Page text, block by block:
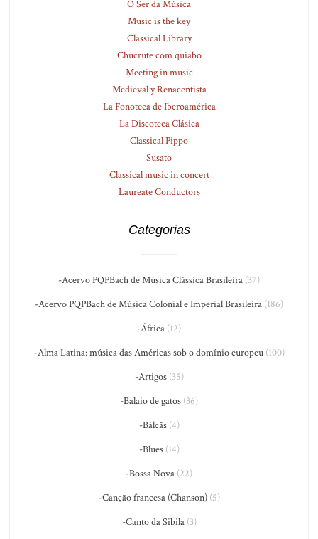
O Ser da Música
Music is the key
Classical Library
Chucrute com quiabo
Meeting in music
Medieval y Renacentista
La Fonoteca de Iberoamérica
La Discoteca Clásica
Classical Pippo
Susato
Classical music in concert
Laureate Conductors
Categorias
-Acervo PQPBach de Música Clássica Brasileira (37)
-Acervo PQPBach de Música Colonial e Imperial Brasileira (186)
-África (12)
-Alma Latina: música das Américas sob o domínio europeu(100)
-Artigos(35)
-Balaio de gatos (36)
-Bálcãs(4)
-Blues(14)
-Bossa Nova (22)
-Canção francesa (Chanson)(5)
-Canto da Sibila(3)